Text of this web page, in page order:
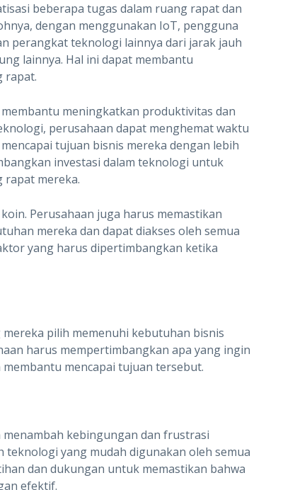
beberapa tugas dalam ruang rapat dan
dengan menggunakan IoT, pengguna
perangkat teknologi lainnya dari jarak jauh
lainnya. Hal ini dapat membantu
rapat.
meningkatkan produktivitas dan
perusahaan dapat menghemat waktu
tujuan bisnis mereka dengan lebih
investasi dalam teknologi untuk
rapat mereka.
Perusahaan juga harus memastikan
mereka dan dapat diakses oleh semua
yang harus dipertimbangkan ketika
pilih memenuhi kebutuhan bisnis
harus mempertimbangkan apa yang ingin
mencapai tujuan tersebut.
kebingungan dan frustrasi
yang mudah digunakan oleh semua
dan dukungan untuk memastikan bahwa
efektif.